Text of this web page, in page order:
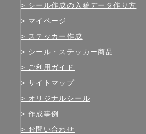
シール作成の入稿データ作り方
マイページ
ステッカー作成
シール・ステッカー商品
ご利用ガイド
サイトマップ
オリジナルシール
作成事例
お問い合わせ